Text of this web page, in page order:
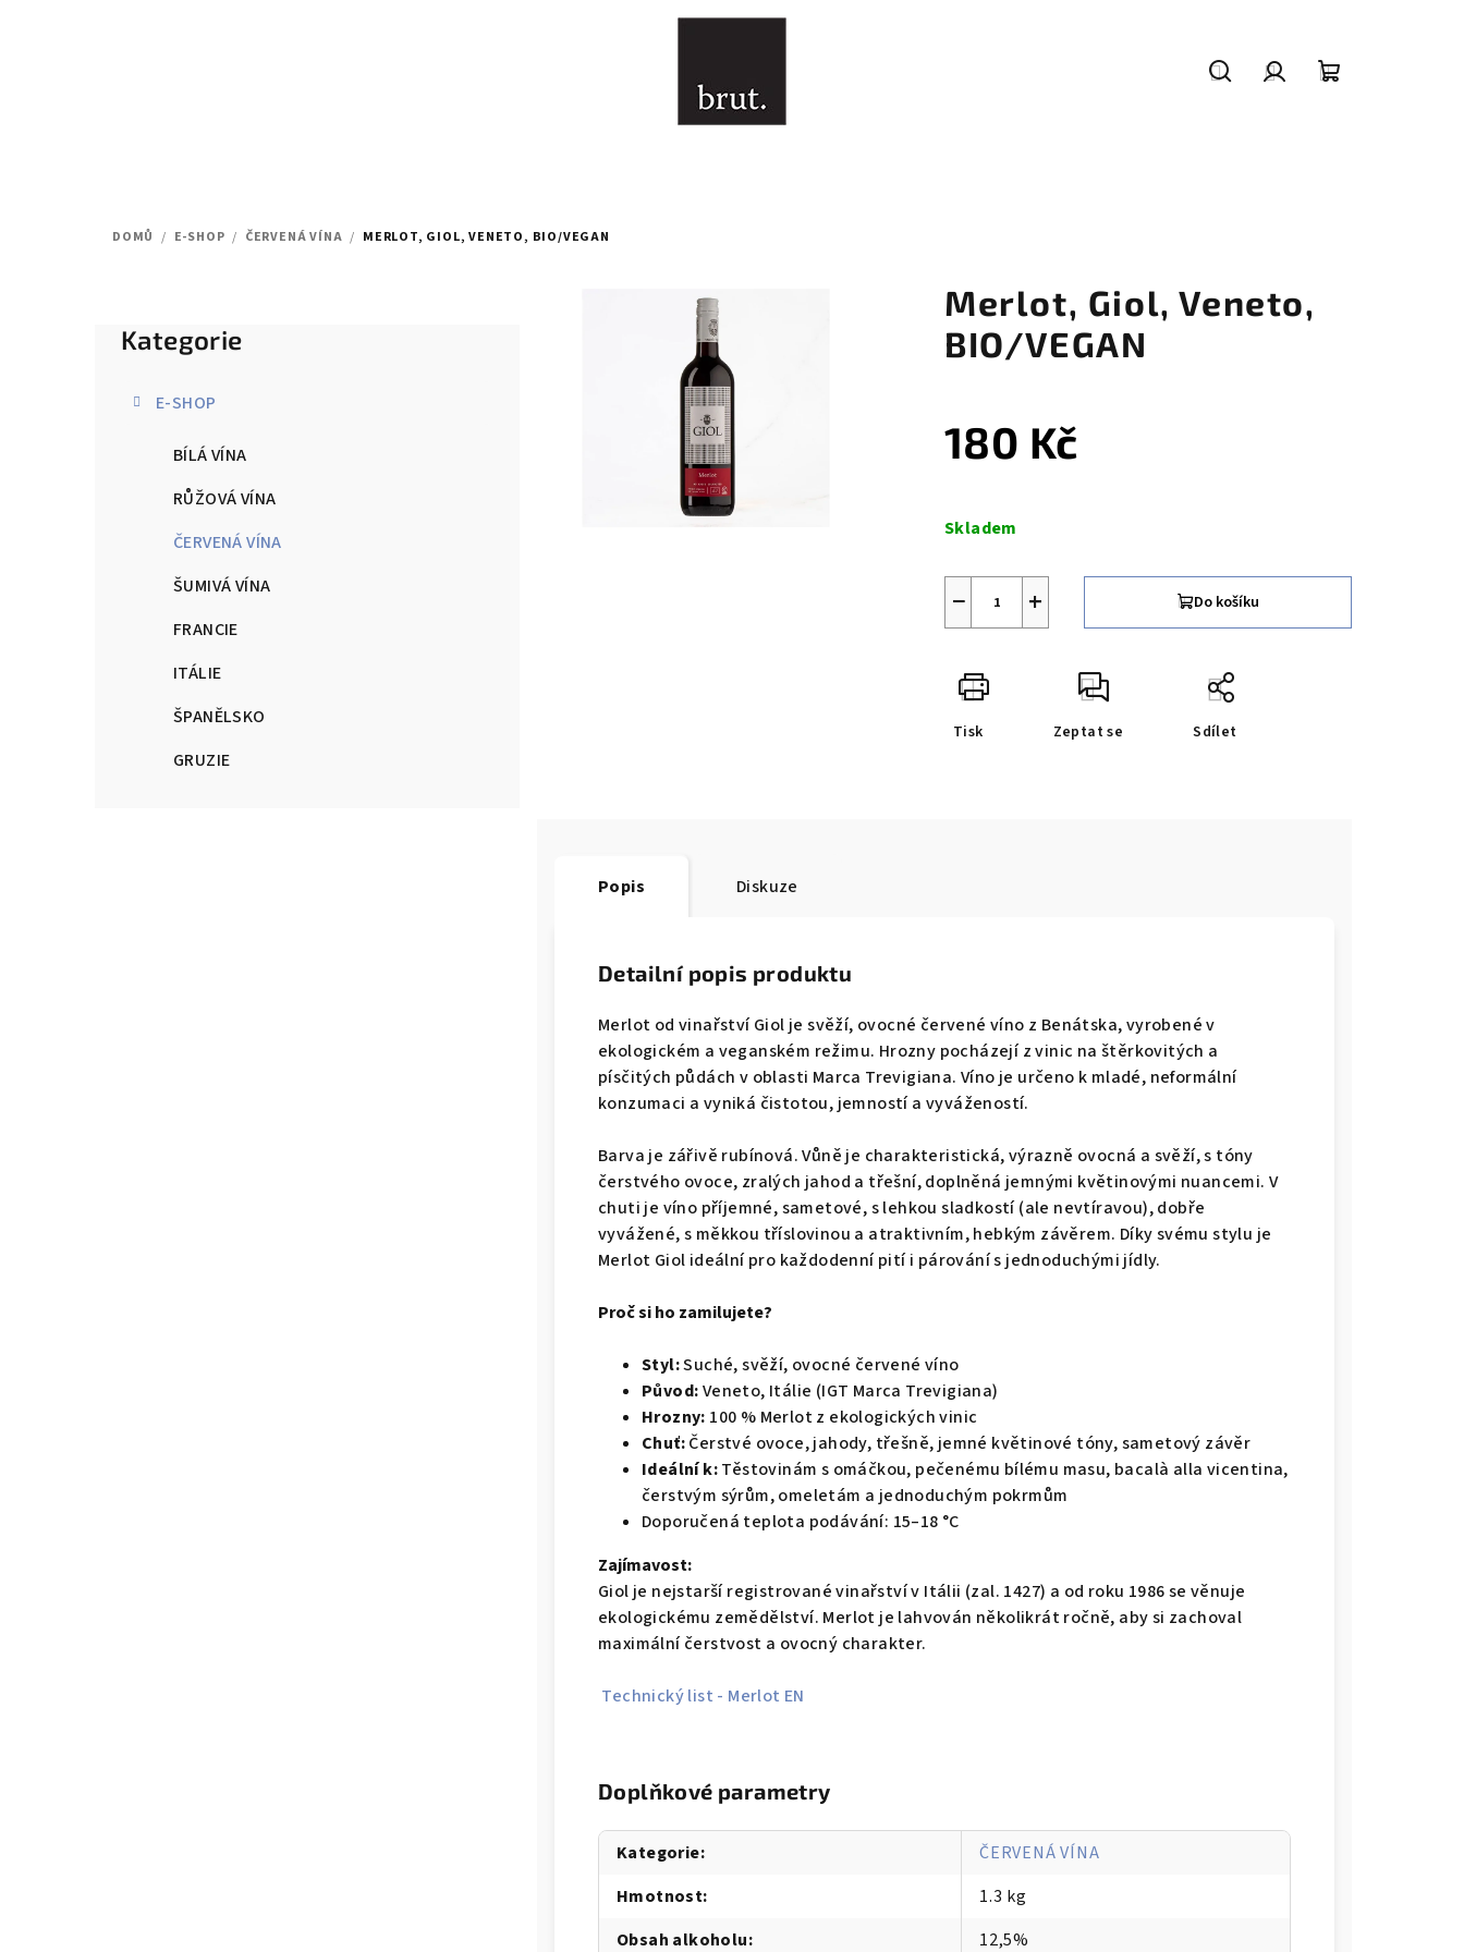
DOMŮ / E-SHOP / ČERVENÁ VÍNA / MERLOT, GIOL, VENETO, BIO/VEGAN
Přeskočit
kategorie
Kategorie
E-SHOP
BÍLÁ VÍNA
RŮŽOVÁ VÍNA
ČERVENÁ VÍNA
ŠUMIVÁ VÍNA
FRANCIE
ITÁLIE
ŠPANĚLSKO
GRUZIE
Merlot, Giol, Veneto,
BIO/VEGAN
180 Kč
cena:
Skladem
+
− Do košíku
Tisk Zeptat se Sdílet
Popis Diskuze
Detailní popis produktu
Merlot od vinařství Giol je svěží, ovocné červené víno z Benátska, vyrobené v
ekologickém a veganském režimu. Hrozny pocházejí z vinic na štěrkovitých a
písčitých půdách v oblasti Marca Trevigiana. Víno je určeno k mladé, neformální
konzumaci a vyniká čistotou, jemností a vyvážeností.
Barva je zářivě rubínová. Vůně je charakteristická, výrazně ovocná a svěží, s tóny
čerstvého ovoce, zralých jahod a třešní, doplněná jemnými květinovými nuancemi. V
chuti je víno příjemné, sametové, s lehkou sladkostí (ale nevtíravou), dobře
vyvážené, s měkkou tříslovinou a atraktivním, hebkým závěrem. Díky svému stylu je
Merlot Giol ideální pro každodenní pití i párování s jednoduchými jídly.
Proč si ho zamilujete?
Styl:Suché, svěží, ovocné červené víno
Původ:Veneto, Itálie (IGT Marca Trevigiana)
Hrozny: 100 % Merlot z ekologických vinic
Chuť:Čerstvé ovoce, jahody, třešně, jemné květinové tóny, sametový závěr
Ideální k:Těstovinám s omáčkou, pečenému bílému masu, bacalà alla vicentina,
čerstvým sýrům, omeletám a jednoduchým pokrmům
Doporučená teplota podávání: 15–18 °C
Zajímavost:
Giol je nejstarší registrované vinařství v Itálii (zal. 1427) a od roku 1986 se věnuje
ekologickému zemědělství. Merlot je lahvován několikrát ročně, aby si zachoval
maximální čerstvost a ovocný charakter.
Technický list - Merlot EN
Doplňkové parametry
Kategorie:
ČERVENÁ VÍNA
Hmotnost:
1.3 kg
Obsah alkoholu: 12,5%